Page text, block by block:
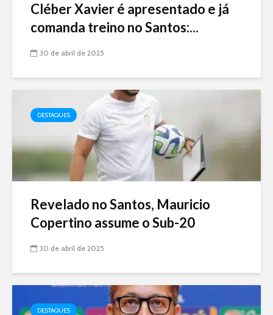
Cléber Xavier é apresentado e já
comanda treino no Santos:...
30 de abril de 2025
DESTAQUES
Revelado no Santos, Mauricio
Copertino assume o Sub-20
30 de abril de 2025
DESTAQUES